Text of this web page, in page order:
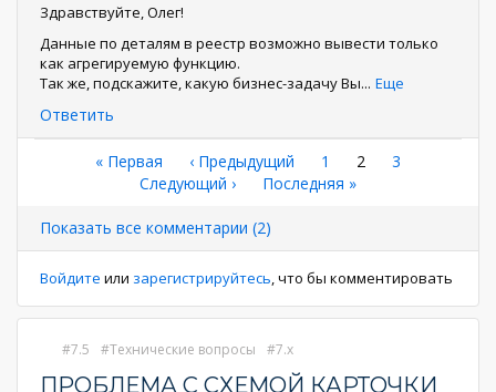
Здравствуйте, Олег!
Данные по деталям в реестр возможно вывести только
как агрегируемую функцию.
Так же, подскажите, какую бизнес-задачу Вы... Еще
Ответить
Нумерация
страниц
Первая
страница
« Первая ←
‹ Предыдущий Страница
1
Текущая
2 Страница
3
Следующая
Следующий ›
Последняя
Последняя »
Показать все комментарии (2)
Войдите или зарегистрируйтесь, что бы комментировать
7.5 Технические вопросы 7.x
ПРОБЛЕМА С СХЕМОЙ КАРТОЧКИ